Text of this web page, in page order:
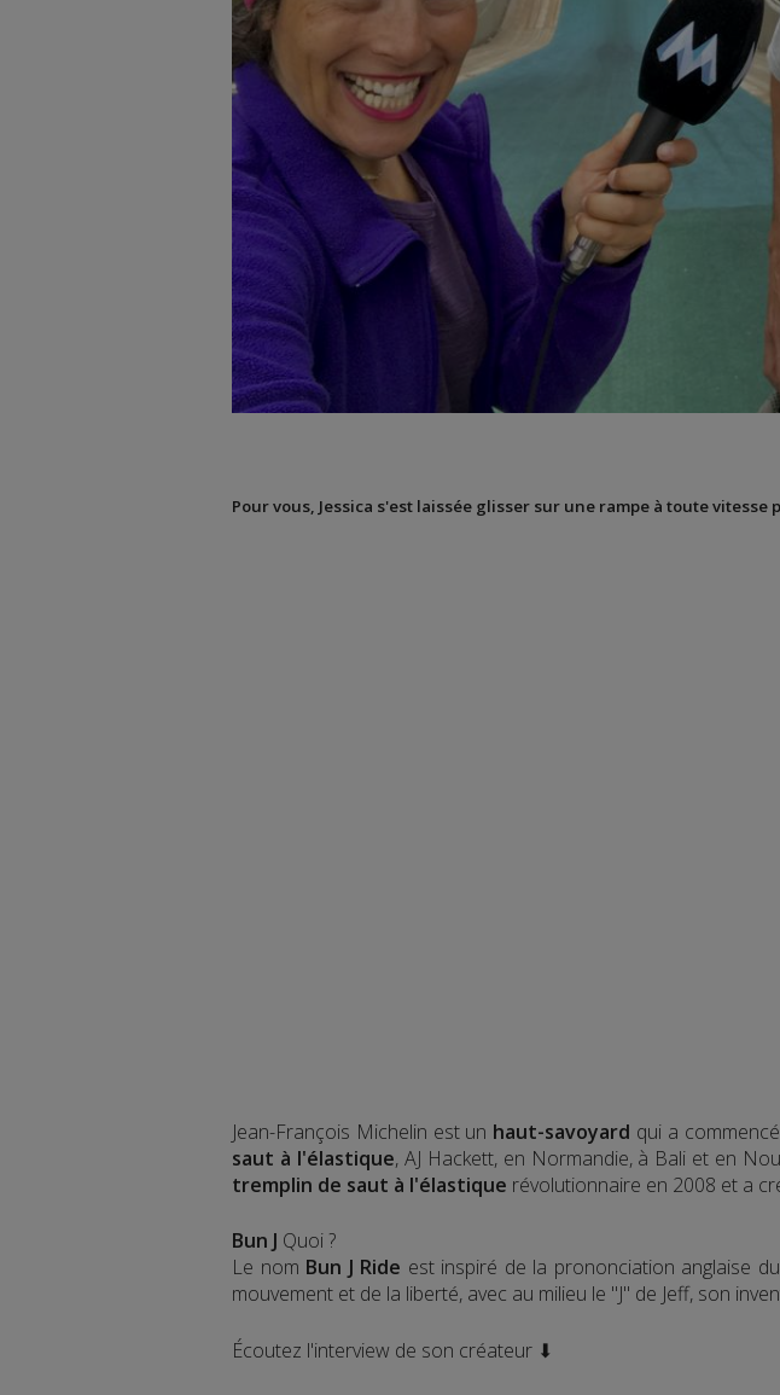
Pour vous, Jessica s'est laissée glisser sur une rampe à toute
Jean-François Michelin est un haut-savoyard qui a
saut à l'élastique, AJ Hackett, en Normandie, à Bali et en
tremplin de saut à l'élastique révolutionnaire en 2008 et a
Bun J Quoi ?
Le nom Bun J Ride est inspiré de la prononciation anglaise du
mouvement et de la liberté, avec au milieu le "J" de Jeff, son
Écoutez l'interview de son créateur ⬇